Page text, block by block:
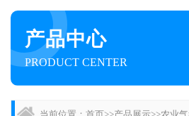
产品中心
PRODUCT CENTER